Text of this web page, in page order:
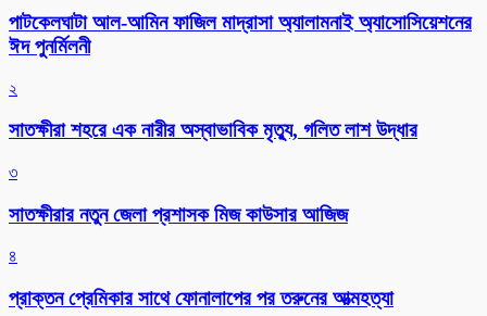
পাটকেলঘাটা আল-আমিন ফাজিল মাদ্রাসা অ্যালামনাই অ্যাসোসিয়েশনের
ঈদ পুনর্মিলনী
২
সাতক্ষীরা শহরে এক নারীর অস্বাভাবিক মৃত্যু, গলিত লাশ উদ্ধার
৩
সাতক্ষীরার নতুন জেলা প্রশাসক মিজ কাউসার আজিজ
৪
প্রাক্তন প্রেমিকার সাথে ফোনালাপের পর তরুনের আত্মহত্যা